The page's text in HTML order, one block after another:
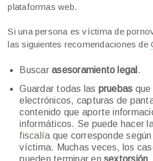
plataformas web.
Si una persona es víctima de
las siguientes recomendaciones de
Buscarasesoramiento legal .
Guardar todas las pruebas
electrónicos, capturas de
contenido que aporte
informáticos. Se puede hacer
fiscalía que corresponde
víctima. Muchas veces, los